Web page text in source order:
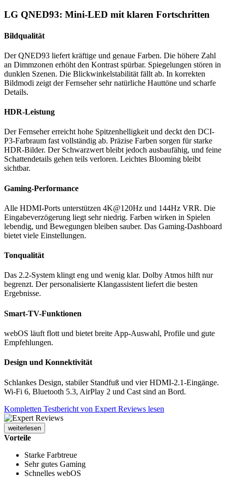
LG QNED93: Mini-LED mit klaren Fortschritten
Bildqualität
Der QNED93 liefert kräftige und genaue Farben. Die höhere Zahl
an Dimmzonen erhöht den Kontrast spürbar. Spiegelungen stören in
dunklen Szenen. Die Blickwinkelstabilität fällt ab. In korrekten
Bildmodi zeigt der Fernseher sehr natürliche Hauttöne und scharfe
Details.
HDR-Leistung
Der Fernseher erreicht hohe Spitzenhelligkeit und deckt den DCI-
P3-Farbraum fast vollständig ab. Präzise Farben sorgen für starke
HDR-Bilder. Der Schwarzwert bleibt jedoch ausbaufähig, und feine
Schattendetails gehen teils verloren. Leichtes Blooming bleibt
sichtbar.
Gaming-Performance
Alle HDMI-Ports unterstützen 4K@120Hz und 144Hz VRR. Die
Eingabeverzögerung liegt sehr niedrig. Farben wirken in Spielen
lebendig, und Bewegungen bleiben sauber. Das Gaming-Dashboard
bietet viele Einstellungen.
Tonqualität
Das 2.2-System klingt eng und wenig klar. Dolby Atmos hilft nur
begrenzt. Der personalisierte Klangassistent liefert die besten
Ergebnisse.
Smart-TV-Funktionen
webOS läuft flott und bietet breite App-Auswahl, Profile und gute
Empfehlungen.
Design und Konnektivität
Schlankes Design, stabiler Standfuß und vier HDMI-2.1-Eingänge.
Wi-Fi 6, Bluetooth 5.3, AirPlay 2 und Cast sind an Bord.
Kompletten Testbericht von Expert Reviews lesen
weiterlesen
Vorteile
Starke Farbtreue
Sehr gutes Gaming
Schnelles webOS